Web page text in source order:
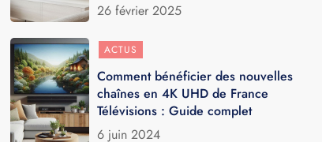
26 février 2025
ACTUS
Comment bénéficier des nouvelles
chaînes en 4K UHD de France
Télévisions : Guide complet
6 juin 2024